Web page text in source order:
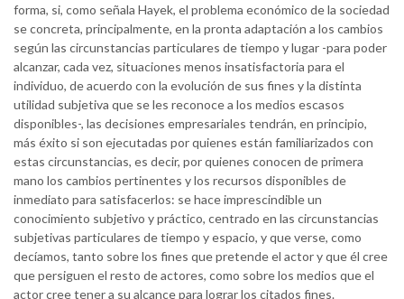
forma, si, como señala Hayek, el problema económico de la sociedad
se concreta, principalmente, en la pronta adaptación a los cambios
según las circunstancias particulares de tiempo y lugar -para poder
alcanzar, cada vez, situaciones menos insatisfactoria para el
individuo, de acuerdo con la evolución de sus fines y la distinta
utilidad subjetiva que se les reconoce a los medios escasos
disponibles-, las decisiones empresariales tendrán, en principio,
más éxito si son ejecutadas por quienes están familiarizados con
estas circunstancias, es decir, por quienes conocen de primera
mano los cambios pertinentes y los recursos disponibles de
inmediato para satisfacerlos: se hace imprescindible un
conocimiento subjetivo y práctico, centrado en las circunstancias
subjetivas particulares de tiempo y espacio, y que verse, como
decíamos, tanto sobre los fines que pretende el actor y que él cree
que persiguen el resto de actores, como sobre los medios que el
actor cree tener a su alcance para lograr los citados fines.